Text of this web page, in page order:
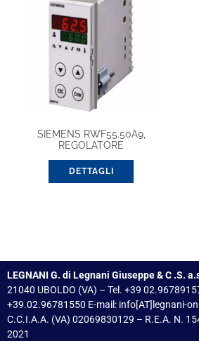
SIEMENS RWF55.50A9,
REGOLATORE
MICROPROCESSORE
DETTAGLI
LEGNANI G. di Legnani Giuseppe & C .S.
21040 UBOLDO (VA) – Tel. +39
+39.02.96781550 E-mail: info[AT]legnani-
C.C.I.A.A. (VA) 02069830129 – R.E.A. N.
2021